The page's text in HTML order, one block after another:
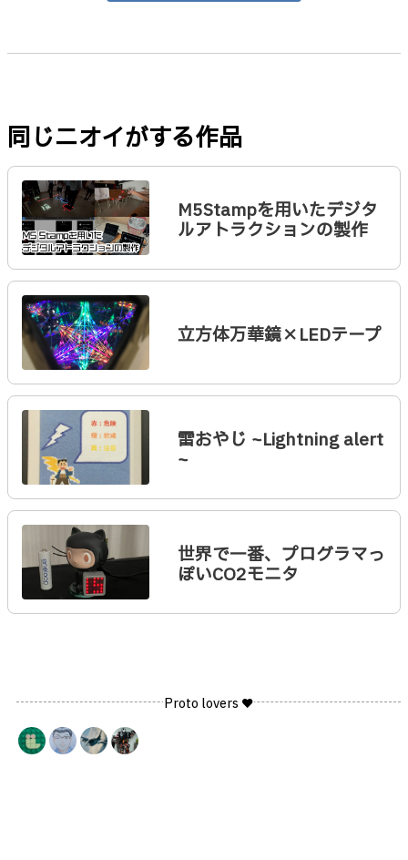
同じニオイがする作品
M5Stampを用いたデジタ
ルアトラクションの製作
立方体万華鏡×LEDテープ
雷おやじ ~Lightning alert
~
世界で一番、プログラマっ
ぽいCO2モニタ
Proto lovers ♥